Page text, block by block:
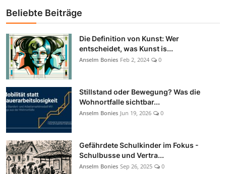
Beliebte Beiträge
Die Definition von Kunst: Wer
entscheidet, was Kunst is...
Anselm Bonies Feb 2, 2024 0
Stillstand oder Bewegung? Was die
Wohnortfalle sichtbar...
Anselm Bonies Jun 19, 2026 0
Gefährdete Schulkinder im Fokus -
Schulbusse und Vertra...
Anselm Bonies Sep 26, 2025 0